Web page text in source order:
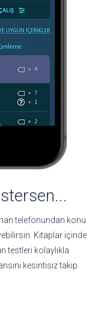
telefonundan konu
Kitaplar içinde
testleri kolaylıkla
kesintisiz takip